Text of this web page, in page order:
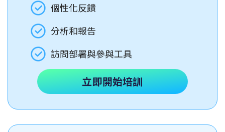
個性化反饋
分析和報告
訪問部署與參與工具
立即開始培訓